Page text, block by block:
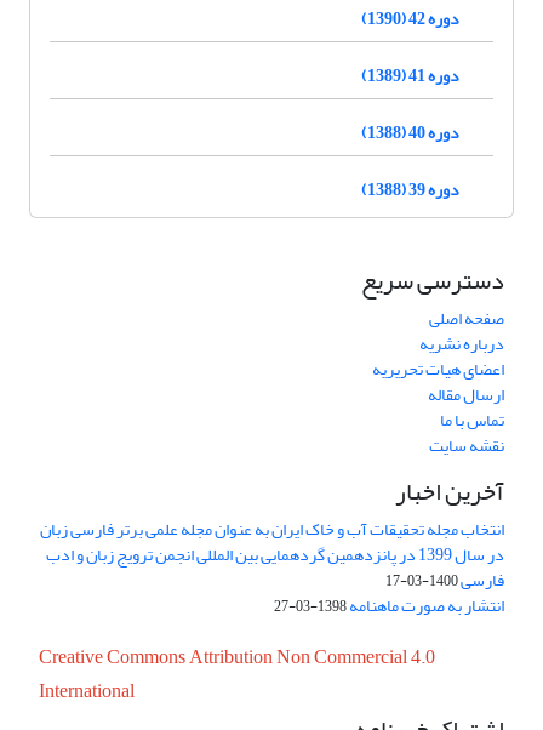
دوره 42 (1390)
دوره 41 (1389)
دوره 40 (1388)
دوره 39 (1388)
دسترسی سریع
صفحه اصلی
درباره نشریه
اعضای هیات تحریریه
ارسال مقاله
تماس با ما
نقشه سایت
آخرین اخبار
انتخاب مجله تحقیقات آب و خاک ایران به عنوان مجله علمی برتر فارسی زبان
در سال 1399 در پانزدهمین گردهمایی بین المللی انجمن ترویج زبان و ادب
فارسی1400-03-17
انتشار به صورت ماهنامه1398-03-27
Creative Commons Attribution Non Commercial 4.0
International